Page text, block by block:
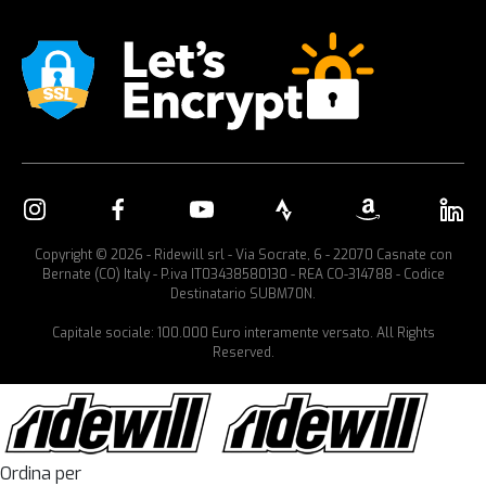
Copyright © 2026 - Ridewill srl - Via Socrate, 6 - 22070 Casnate con
Bernate (CO) Italy - P.iva IT03438580130 - REA CO-314788 - Codice
Destinatario SUBM70N.
Capitale sociale: 100.000 Euro interamente versato. All Rights
Reserved.
Ordina per